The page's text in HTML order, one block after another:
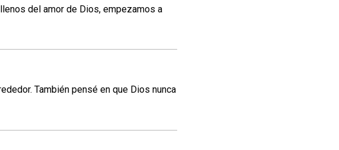
del amor de Dios, empezamos a
También pensé en que Dios nunca